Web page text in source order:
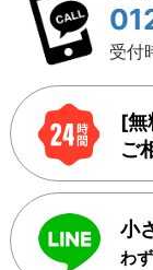
受付
[無
ご
小
わ